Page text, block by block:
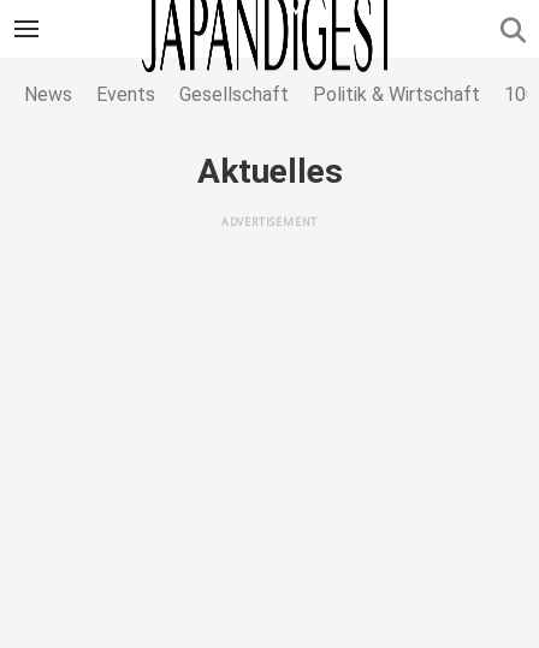
News Events Gesellschaft Politik & Wirtschaft
Aktuelles
ADVERTISEMENT